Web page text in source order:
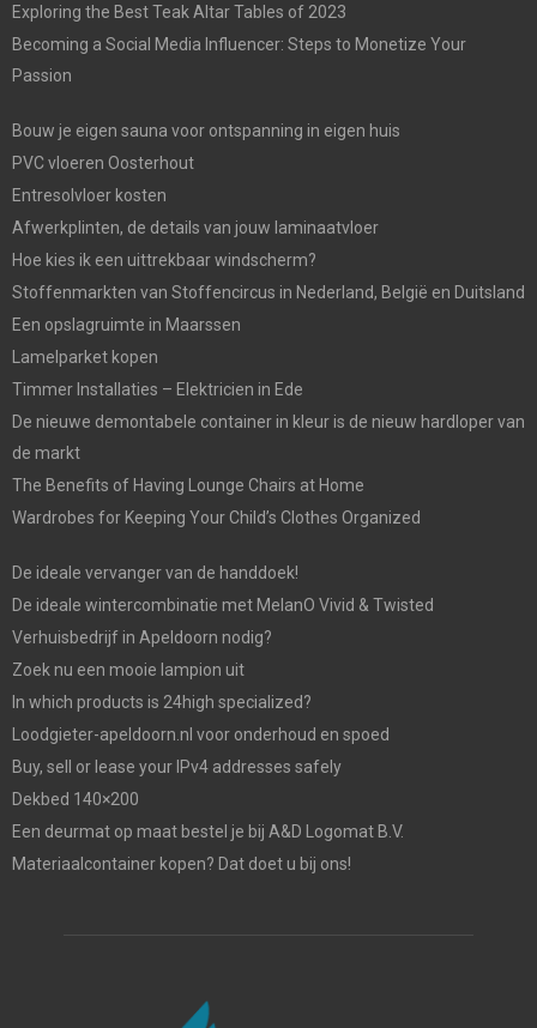
Exploring the Best Teak Altar Tables of 2023
Becoming a Social Media Influencer: Steps to Monetize Your
Passion
Bouw je eigen sauna voor ontspanning in eigen huis
PVC vloeren Oosterhout
Entresolvloer kosten
Afwerkplinten, de details van jouw laminaatvloer
Hoe kies ik een uittrekbaar windscherm?
Stoffenmarkten van Stoffencircus in Nederland, België en Duitsland
Een opslagruimte in Maarssen
Lamelparket kopen
Timmer Installaties – Elektricien in Ede
De nieuwe demontabele container in kleur is de nieuw hardloper van
de markt
The Benefits of Having Lounge Chairs at Home
Wardrobes for Keeping Your Child’s Clothes Organized
De ideale vervanger van de handdoek!
De ideale wintercombinatie met MelanO Vivid & Twisted
Verhuisbedrijf in Apeldoorn nodig?
Zoek nu een mooie lampion uit
In which products is 24high specialized?
Loodgieter-apeldoorn.nl voor onderhoud en spoed
Buy, sell or lease your IPv4 addresses safely
Dekbed 140×200
Een deurmat op maat bestel je bij A&D Logomat B.V.
Materiaalcontainer kopen? Dat doet u bij ons!